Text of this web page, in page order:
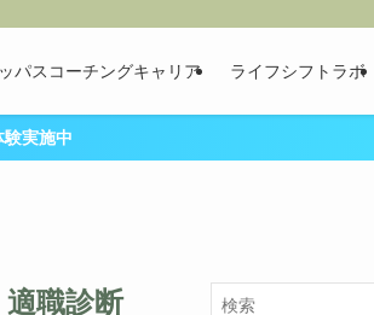
パスコーチングキャリア ライフシフトラボ
実施中
職診断